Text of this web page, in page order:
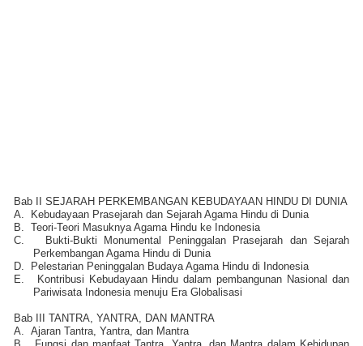
Bab II SEJARAH PERKEMBANGAN KEBUDAYAAN HINDU DI DUNIA
A.
Kebudayaan Prasejarah dan Sejarah Agama Hindu di Dunia
B. Teori-Teori Masuknya Agama Hindu ke Indonesia
C.
Bukti-Bukti Monumental Peninggalan Prasejarah dan Sejarah
Perkembangan Agama Hindu di Dunia
D.
Pelestarian Peninggalan Budaya Agama Hindu di Indonesia
E.
Kontribusi Kebudayaan Hindu dalam pembangunan Nasional dan
Pariwisata Indonesia menuju Era Globalisasi
Bab III TANTRA, YANTRA, DAN MANTRA
A. Ajaran Tantra, Yantra, dan Mantra